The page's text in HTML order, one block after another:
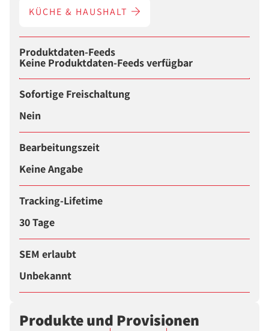
KÜCHE & HAUSHALT
Produktdaten-Feeds
Keine Produktdaten-Feeds verfügbar
Sofortige Freischaltung
Nein
Bearbeitungszeit
Keine Angabe
Tracking-Lifetime
30 Tage
SEM erlaubt
Unbekannt
Produkte und Provisionen